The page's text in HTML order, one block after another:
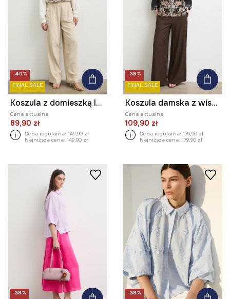
-40%
FINAL SALE
Koszula z domieszką lnu damska z ozdobną aplikacją
Cena aktualna:
89,90 zł
Cena regularna: 149,90 zł
Najniższa cena: 149,90 zł
-38%
FINAL SALE
Koszula damska z wiskozą
Cena aktualna:
109,90 zł
Cena regularna: 179,90 zł
Najniższa cena: 179,90 zł
-38%
-38%